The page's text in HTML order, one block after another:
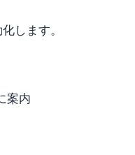
します。
案内